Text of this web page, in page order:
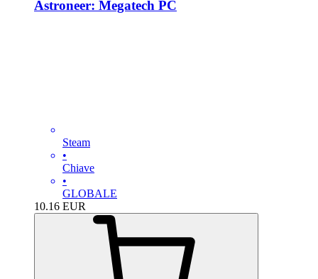
Astroneer: Megatech PC
Steam
•
Chiave
•
GLOBALE
10.16 EUR